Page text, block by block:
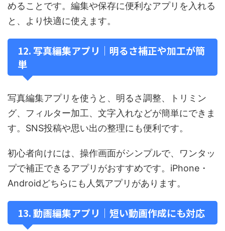
めることです。編集や保存に便利なアプリを入れる
と、より快適に使えます。
12. 写真編集アプリ｜明るさ補正や加工が簡
単
写真編集アプリを使うと、明るさ調整、トリミン
グ、フィルター加工、文字入れなどが簡単にできま
す。SNS投稿や思い出の整理にも便利です。
初心者向けには、操作画面がシンプルで、ワンタッ
プで補正できるアプリがおすすめです。iPhone・
Androidどちらにも人気アプリがあります。
13. 動画編集アプリ｜短い動画作成にも対応